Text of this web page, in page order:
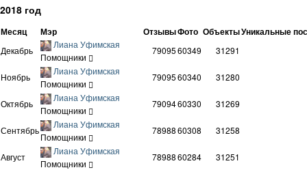
2018 год
Месяц Мэр ОтзывыФото ОбъектыУникальные
Декабрь
Лиана Уфимская
Помощники
7909560349 31291
Ноябрь
Лиана Уфимская
Помощники
7909560340 31280
Октябрь
Лиана Уфимская
Помощники
7909460330 31269
Сентябрь
Лиана Уфимская
Помощники
7898860308 31258
Август
Лиана Уфимская
Помощники
7898860284 31251